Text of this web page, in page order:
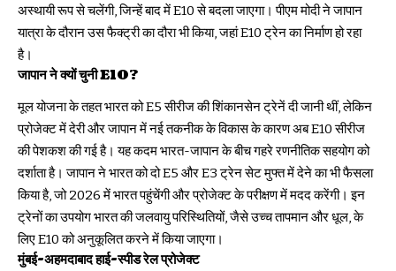
अस्थायी रूप से चलेंगी, जिन्हें बाद में E10 से बदला जाएगा। पीएम मोदी ने जापान
यात्रा के दौरान उस फैक्ट्री का दौरा भी किया, जहां E10 ट्रेन का निर्माण हो रहा
है।
जापान ने क्यों चुनी E10?
मूल योजना के तहत भारत को E5 सीरीज की शिंकानसेन ट्रेनें दी जानी थीं, लेकिन
प्रोजेक्ट में देरी और जापान में नई तकनीक के विकास के कारण अब E10 सीरीज
की पेशकश की गई है। यह कदम भारत-जापान के बीच गहरे रणनीतिक सहयोग को
दर्शाता है। जापान ने भारत को दो E5 और E3 ट्रेन सेट मुफ्त में देने का भी फैसला
किया है, जो 2026 में भारत पहुंचेंगी और प्रोजेक्ट के परीक्षण में मदद करेंगी। इन
ट्रेनों का उपयोग भारत की जलवायु परिस्थितियों, जैसे उच्च तापमान और धूल, के
लिए E10 को अनुकूलित करने में किया जाएगा।
मुंबई-अहमदाबाद हाई-स्पीड रेल प्रोजेक्ट